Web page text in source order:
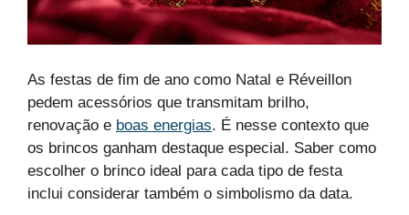
As festas de fim de ano como Natal e Réveillon
pedem acessórios que transmitam brilho,
renovação e boas energias. É nesse contexto que
os brincos ganham destaque especial. Saber como
escolher o brinco ideal para cada tipo de festa
inclui considerar também o simbolismo da data.